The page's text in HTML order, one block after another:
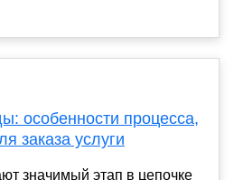
особенности процесса,
заказа услуги
значимый этап в цепочке